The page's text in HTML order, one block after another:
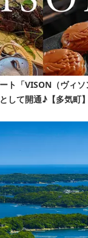
ト「VISON（ヴィ
して開通♪【多気町】